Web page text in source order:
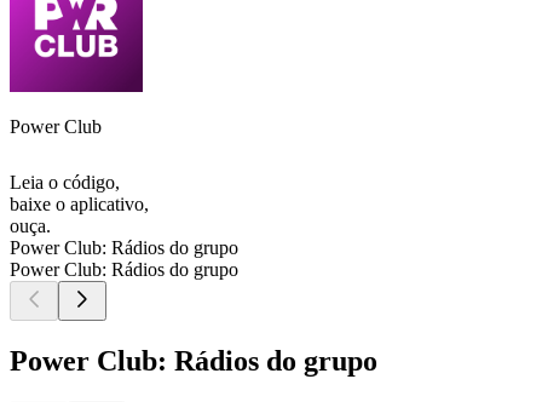
Power Club
Leia o código,
baixe o aplicativo,
ouça.
Power Club: Rádios do grupo
Power Club: Rádios do grupo
Power Club: Rádios do grupo